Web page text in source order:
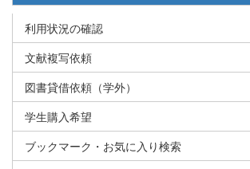
利用状況の確認
文献複写依頼
図書貸借依頼（学外）
学生購入希望
ブックマーク・お気に入り検索